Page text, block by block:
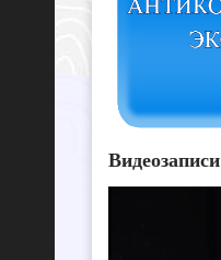
Видеозаписи